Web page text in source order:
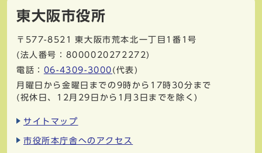
東大阪市役所
〒577-8521
東大阪市荒本北一丁目1番1号
(法人番号：8000020272272)
電話： 06-4309-3000 (代表)
月曜日から金曜日までの9時から17時30分まで
(祝休日、12月29日から1月3日までを除く)
サイトマップ
市役所本庁舎へのアクセス